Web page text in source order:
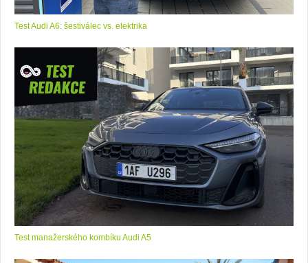
Test Audi A6: šestiválec vs. elektrika
Test manažerského kombíku Audi A5